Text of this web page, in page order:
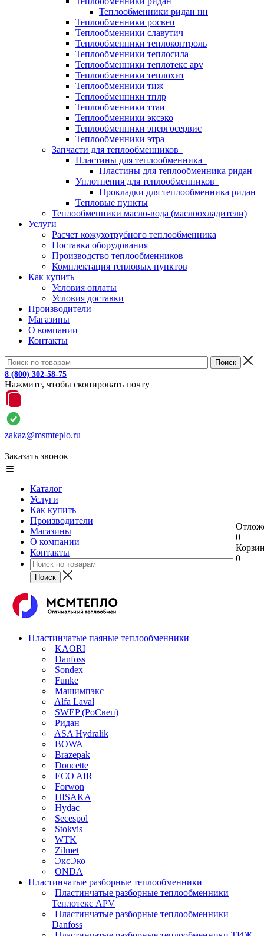
Теплообменники ридан нн
Теплообменники росвеп
Теплообменники славутич
Теплообменники теплоконтроль
Теплообменники теплосила
Теплообменники теплотекс apv
Теплообменники теплохит
Теплообменники тиж
Теплообменники тплр
Теплообменники ттаи
Теплообменники эксэко
Теплообменники энергосервис
Теплообменники этра
Запчасти для теплообменников
Пластины для теплообменника
Пластины для теплообменника ридан
Уплотнения для теплообменников
Прокладки для теплообменника ридан
Тепловые пункты
Теплообменники масло-вода (маслоохладители)
Услуги
Расчет кожухотрубного теплообменника
Поставка оборудования
Производство теплообменников
Комплектация тепловых пунктов
Как купить
Условия оплаты
Условия доставки
Производители
Магазины
О компании
Контакты
8 (800) 302-58-75
Нажмите, чтобы скопировать почту
zakaz@msmteplo.ru
Заказать звонок
Каталог
Услуги
Как купить
Производители
Магазины
О компании
Контакты
0
0
Пластинчатые паяные теплообменники
KAORI
Danfoss
Sondex
Funke
Машимпэкс
Alfa Laval
SWEP (РоСвеп)
Ридан
ASA Hydralik
BOWA
Brazepak
Doucette
ECO AIR
Forwon
HISAKA
Hydac
Secespol
Stokvis
WTK
Zilmet
ЭксЭко
ONDA
Пластинчатые разборные теплообменники
Пластинчатые разборные теплообменники
Теплотекс APV
Пластинчатые разборные теплообменники
Danfoss